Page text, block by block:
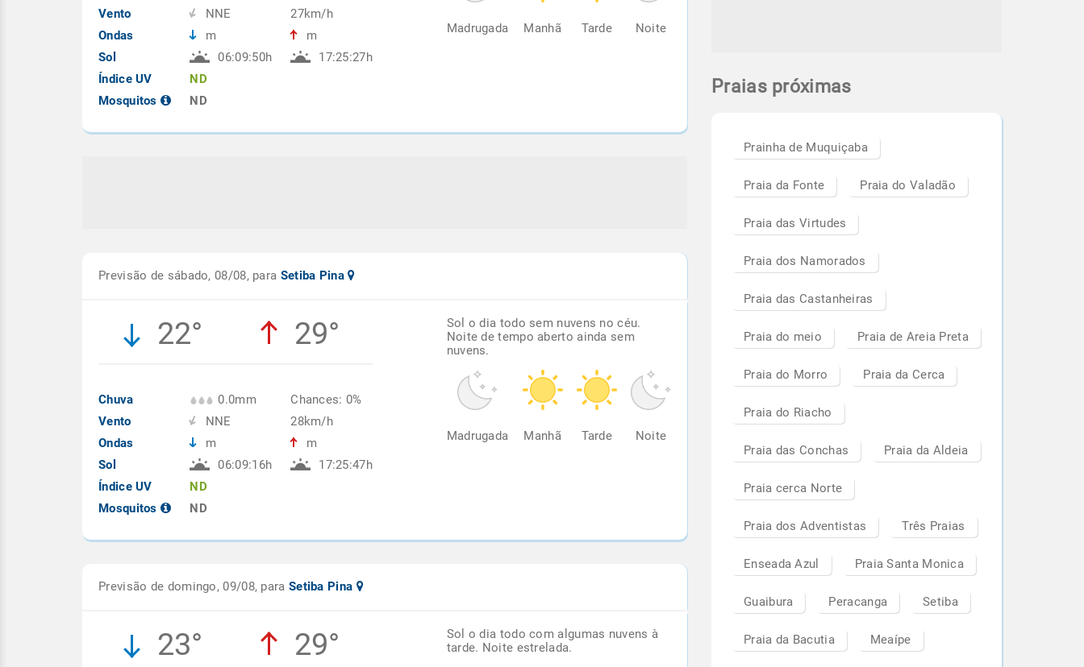
Vento
Ondas
Sol
Índice UV
Mosquitos
NNE
m
06:09:50h
ND
ND
27km/h
m
17:25:27h
Madrugada Manhã Tarde Noite
Previsão de sábado, 08/08, para Setiba Pina
22° 29°
Chuva
Vento
Ondas
Sol
Índice UV
Mosquitos
0.0mm
NNE
m
06:09:16h
ND
ND
Chances: 0%
28km/h
m
17:25:47h
Sol o dia todo sem nuvens no céu.
Noite de tempo aberto ainda sem
nuvens.
Madrugada Manhã Tarde Noite
Previsão de domingo, 09/08, para Setiba Pina
23° 29°
Sol o dia todo com algumas nuvens à
tarde. Noite estrelada.
Praias próximas
Prainha de Muquiçaba
Praia da Fonte Praia do Valadão
Praia das Virtudes
Praia dos Namorados
Praia das Castanheiras
Praia do meio Praia de Areia Preta
Praia do Morro Praia da Cerca
Praia do Riacho
Praia das Conchas Praia da Aldeia
Praia cerca Norte
Praia dos Adventistas Três Praias
Enseada Azul Praia Santa Monica
Guaibura Peracanga Setiba
Praia da Bacutia Meaípe